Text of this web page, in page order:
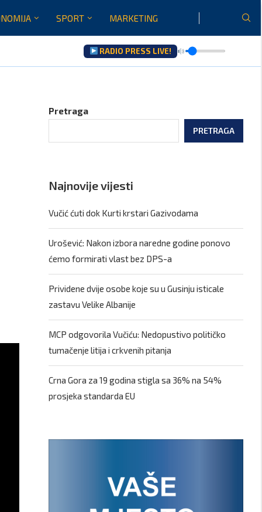
SPORT MARKETING
RADIO PRESS LIVE!
Pretraga
PRETRAGA
Najnovije vijesti
Vučić ćuti dok Kurti krstari Gazivodama
Urošević: Nakon izbora naredne godine ponovo
ćemo formirati vlast bez DPS-a
Prividene dvije osobe koje su u Gusinju isticale
zastavu Velike Albanije
MCP odgovorila Vučiću: Nedopustivo političko
tumačenje litija i crkvenih pitanja
Crna Gora za 19 godina stigla sa 36% na 54%
prosjeka standarda EU